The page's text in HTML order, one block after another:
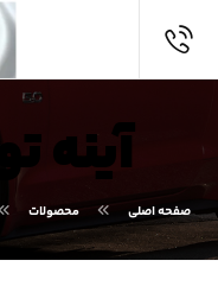
آینه
صفحه اصلی محصولات